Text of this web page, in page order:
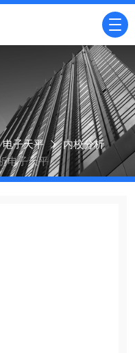
电子天平
内校分析
电子天平